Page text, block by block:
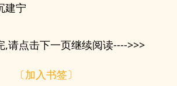
建宁
,请点击下一页继续阅读---->>>
〔加入书签〕